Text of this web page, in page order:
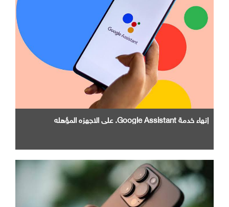
إنهاء خدمة Google Assistant. علي الاجهزه المؤهله